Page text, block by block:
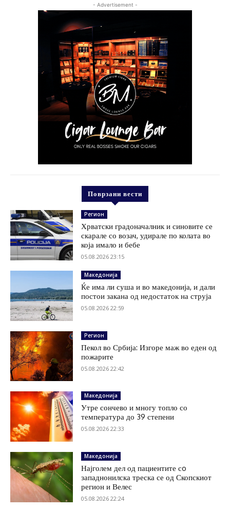
- Advertisement -
Поврзани вести
Регион
Хрватски градоначалник и синовите се
скарале со возач, удирале по колата во
која имало и бебе
05.08.2026 23:15
Македонија
Ќе има ли суша и во македонија, и дали
постои закана од недостаток на струја
05.08.2026 22:59
Регион
Пекол во Србија: Изгоре маж во еден од
пожарите
05.08.2026 22:42
Македонија
Утре сончево и многу топло со
температура до 39 степени
05.08.2026 22:33
Македонија
Најголем дел од пациентите сo
западнонилска треска се од Скопскиот
регион и Велес
05.08.2026 22:24